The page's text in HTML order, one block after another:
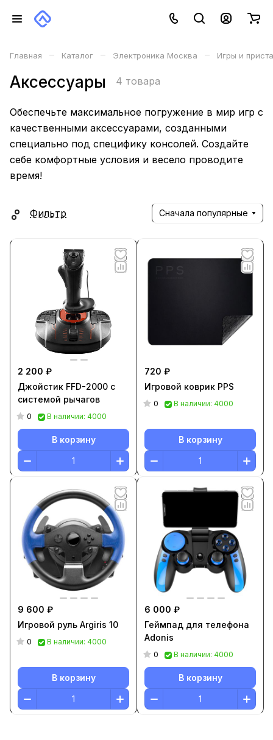
Главная – Каталог – Электроника Москва – Игры и
Аксессуары 4 товара
Обеспечьте максимальное погружение в мир игр с
качественными аксессуарами, созданными
специально под специфику консолей. Создайте
себе комфортные условия и весело проводите
время!
Фильтр Сначала популярные
2 200 ₽
Джойстик FFD-2000 с
системой рычагов
0 В наличии: 4000
В корзину
720 ₽
Игровой коврик PPS
0 В наличии: 4000
В корзину
9 600 ₽
Игровой руль Argiris 10
0 В наличии: 4000
В корзину
6 000 ₽
Геймпад для телефона
Adonis
0 В наличии: 4000
В корзину